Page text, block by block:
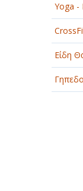
ΥΓΕΙΑ
Yoga -
Είδη